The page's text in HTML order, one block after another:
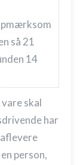
så 21
14
skal
har
person,